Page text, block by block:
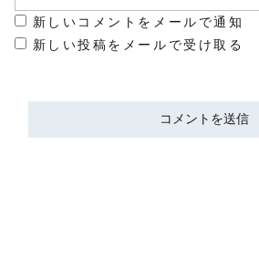
新しいコメントをメールで通知
新しい投稿をメールで受け取る